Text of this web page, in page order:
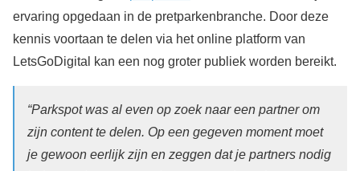
ervaring opgedaan in de pretparkenbranche. Door deze
kennis voortaan te delen via het online platform van
LetsGoDigital kan een nog groter publiek worden bereikt.
“Parkspot was al even op zoek naar een partner om
zijn content te delen. Op een gegeven moment moet
je gewoon eerlijk zijn en zeggen dat je partners nodig